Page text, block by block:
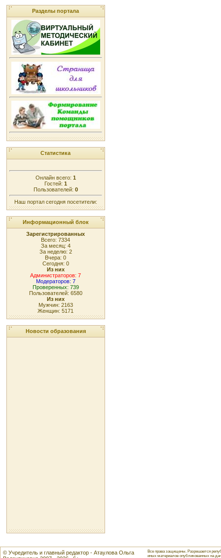
Разделы портала
Статистика
Онлайн всего: 1
Гостей: 1
Пользователей: 0
Наш портал сегодня посетители:
Информационный блок
Зарегистрированных
Всего: 7334
За месяц: 4
За неделю: 2
Вчера: 0
Сегодня: 0
Из них
Администраторов: 7
Модераторов: 7
Проверенных: 739
Пользователей: 6580
Из них
Мужчин: 2163
Женщин: 5171
Новости образования
© Учредитель и главный редактор - Атаулова Ольга
Все права защищены. Разрешается
иных материалов опубликованных на